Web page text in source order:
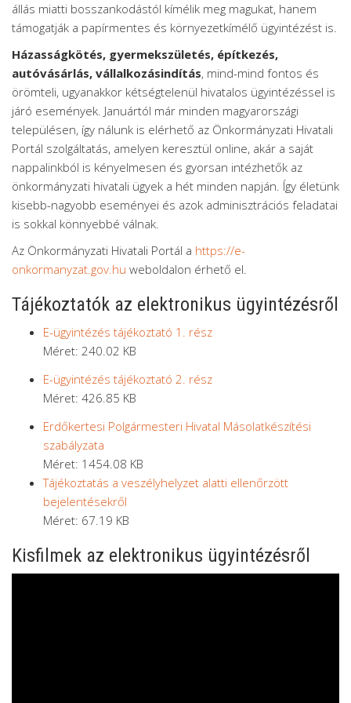
állás miatti bosszankodástól kímélik meg magukat, hanem
támogatják a papírmentes és környezetkímélő ügyintézést is.
Házasságkötés, gyermekszületés, építkezés,
autóvásárlás, vállalkozásindítás, mind-mind fontos és
örömteli, ugyanakkor kétségtelenül hivatalos ügyintézéssel is
járó események. Januártól már minden magyarországi
településen, így nálunk is elérhető az Önkormányzati Hivatali
Portál szolgáltatás, amelyen keresztül online, akár a saját
nappalinkból is kényelmesen és gyorsan intézhetők az
önkormányzati hivatali ügyek a hét minden napján. Így életünk
kisebb-nagyobb eseményei és azok adminisztrációs feladatai
is sokkal könnyebbé válnak.
Az Önkormányzati Hivatali Portál a https://e-
onkormanyzat.gov.hu weboldalon érhető el.
Tájékoztatók az elektronikus ügyintézésről
E-ügyintézés tájékoztató 1. rész
Méret: 240.02 KB
E-ügyintézés tájékoztató 2. rész
Méret: 426.85 KB
Erdőkertesi Polgármesteri Hivatal Másolatkészítési
szabályzata
Méret: 1454.08 KB
Tájékoztatás a veszélyhelyzet alatti ellenőrzött
bejelentésekről
Méret: 67.19 KB
Kisfilmek az elektronikus ügyintézésről